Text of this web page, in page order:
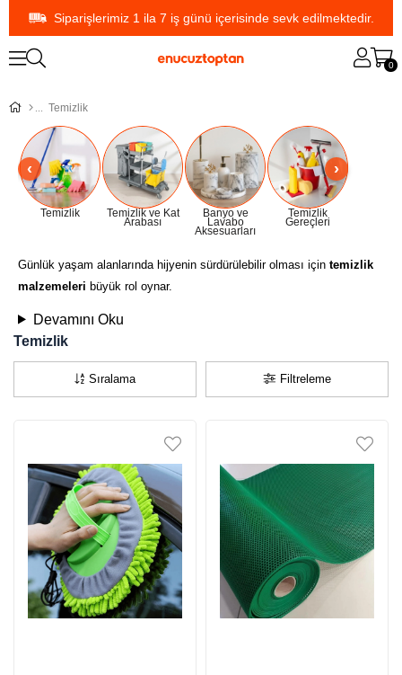
Siparişlerimiz 1 ila 7 iş günü içerisinde sevk edilmektedir.
0
Temizlik
Temizlik Temizlik ve Kat
Arabası
Banyo ve
Lavabo
Aksesuarları
Temizlik
Gereçleri
Günlük yaşam alanlarında hijyenin sürdürülebilir olması için temizlik
malzemeleri büyük rol oynar.
Devamını Oku
Temizlik
Filtreleme
Sıralama